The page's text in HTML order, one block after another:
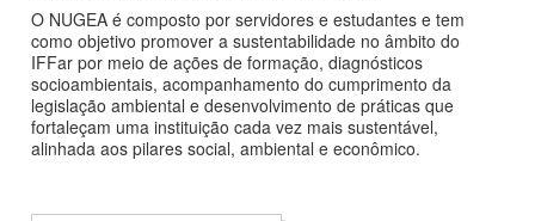
O NUGEA é composto por servidores e estudantes e tem
como objetivo promover a sustentabilidade no âmbito do
IFFar por meio de ações de formação, diagnósticos
socioambientais, acompanhamento do cumprimento da
legislação ambiental e desenvolvimento de práticas que
fortaleçam uma instituição cada vez mais sustentável,
alinhada aos pilares social, ambiental e econômico.